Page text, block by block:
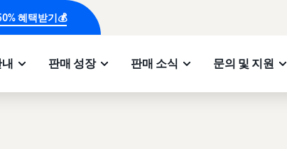
혜택받기💰
판매 성장 판매 소식 문의 및 지원